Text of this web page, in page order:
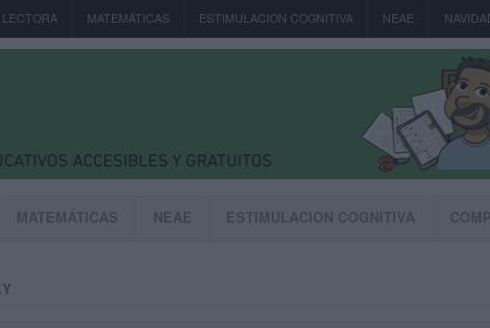
MATEMÁTICAS ESTIMULACION COGNITIVA NEAE
MATEMÁTICAS NEAE ESTIMULACION COGNITIVA